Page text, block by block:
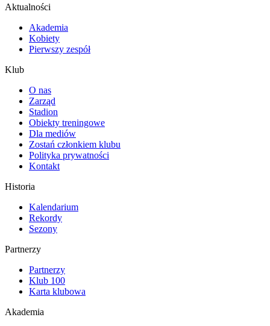
Aktualności
Akademia
Kobiety
Pierwszy zespół
Klub
O nas
Zarząd
Stadion
Obiekty treningowe
Dla mediów
Zostań członkiem klubu
Polityka prywatności
Kontakt
Historia
Kalendarium
Rekordy
Sezony
Partnerzy
Partnerzy
Klub 100
Karta klubowa
Akademia